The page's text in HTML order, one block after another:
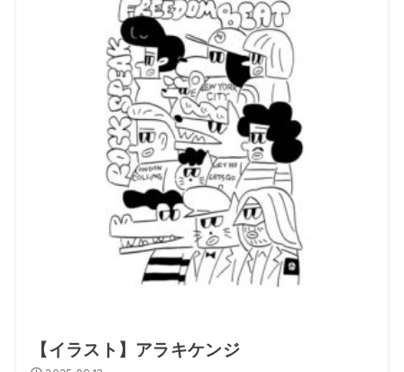
【イラスト】アラキケンジ